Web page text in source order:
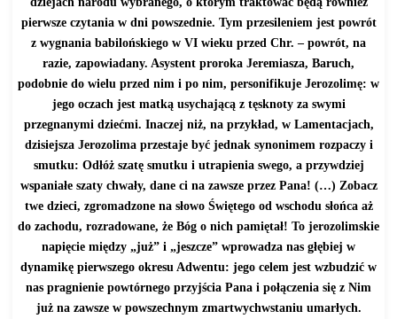
pierwsze czytania w dni powszednie. Tym przesileniem jest powrót
z wygnania babilońskiego w VI wieku przed Chr. – powrót, na
razie, zapowiadany. Asystent proroka Jeremiasza, Baruch,
podobnie do wielu przed nim i po nim, personifikuje Jerozolimę: w
jego oczach jest matką usychającą z tęsknoty za swymi
przegnanymi dziećmi. Inaczej niż, na przykład, w Lamentacjach,
dzisiejsza Jerozolima przestaje być jednak synonimem rozpaczy i
smutku: Odłóż szatę smutku i utrapienia swego, a przywdziej
wspaniałe szaty chwały, dane ci na zawsze przez Pana! (…) Zobacz
twe dzieci, zgromadzone na słowo Świętego od wschodu słońca aż
do zachodu, rozradowane, że Bóg o nich pamiętał! To jerozolimskie
napięcie między „już” i „jeszcze” wprowadza nas głębiej w
dynamikę pierwszego okresu Adwentu: jego celem jest wzbudzić w
nas pragnienie powtórnego przyjścia Pana i połączenia się z Nim
już na zawsze w powszechnym zmartwychwstaniu umarłych.